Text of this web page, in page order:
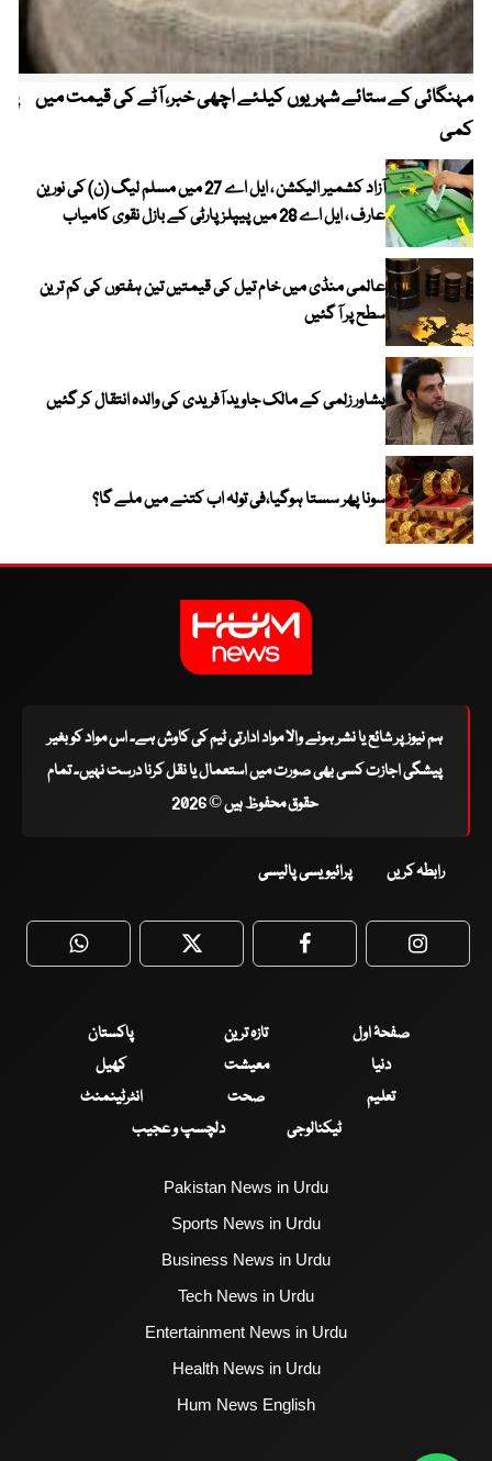
مہنگائی کے ستائے شہریوں کیلئے اچھی خبر، آٹے کی قیمت میں
کمی
آزاد کشمیر الیکشن ، ایل اے 27 میں مسلم لیگ (ن) کی نورین
عارف ، ایل اے 28 میں پیپلز پارٹی کے بازل نقوی کامیاب
عالمی منڈی میں خام تیل کی قیمتیں تین ہفتوں کی کم ترین
سطح پر آ گئیں
پشاور زلمی کے مالک جاوید آفریدی کی والدہ انتقال کر گئیں
سونا پھر سستا ہوگیا،فی تولہ اب کتنے میں ملے گا؟
ہم نیوز پر شائع یا نشر ہونے والا مواد ادارتی ٹیم کی کاوش ہے۔ اس مواد کو بغیر
پیشگی اجازت کسی بھی صورت میں استعمال یا نقل کرنا درست نہیں۔ تمام
حقوق محفوظ ہیں © 2026
رابطہ کریں پرائیویسی پالیسی
WhatsApp Twitter Facebook
صفحۂ اول تازہ ترین
پاکستان
دنیا
معیشت
کھیل
تعلیم
صحت
انٹرٹینمنٹ
ٹیکنالوجی
دلچسپ و عجیب
Pakistan News in Urdu
Sports News in Urdu
Business News in Urdu
Tech News in Urdu
Entertainment News in Urdu
Health News in Urdu
Hum News English